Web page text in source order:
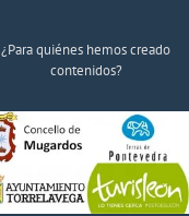
¿Para quiénes hemos creado
contenidos?